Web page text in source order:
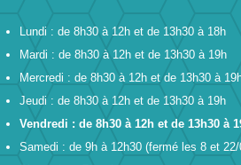
Lundi : de 8h30 à 12h et de 13h30 à 18h
Mardi : de 8h30 à 12h et de 13h30 à 19h
Mercredi : de 8h30 à 12h et de 13h30 à
Jeudi : de 8h30 à 12h et de 13h30 à 19h
Vendredi : de 8h30 à 12h et de 13h30 à
Samedi : de 9h à 12h30 (fermé les 8 et 22/